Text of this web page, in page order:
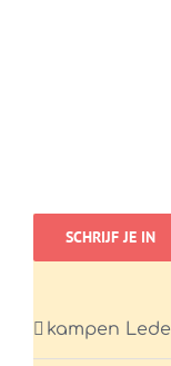
SCHRIJF JE IN
kampen Lede